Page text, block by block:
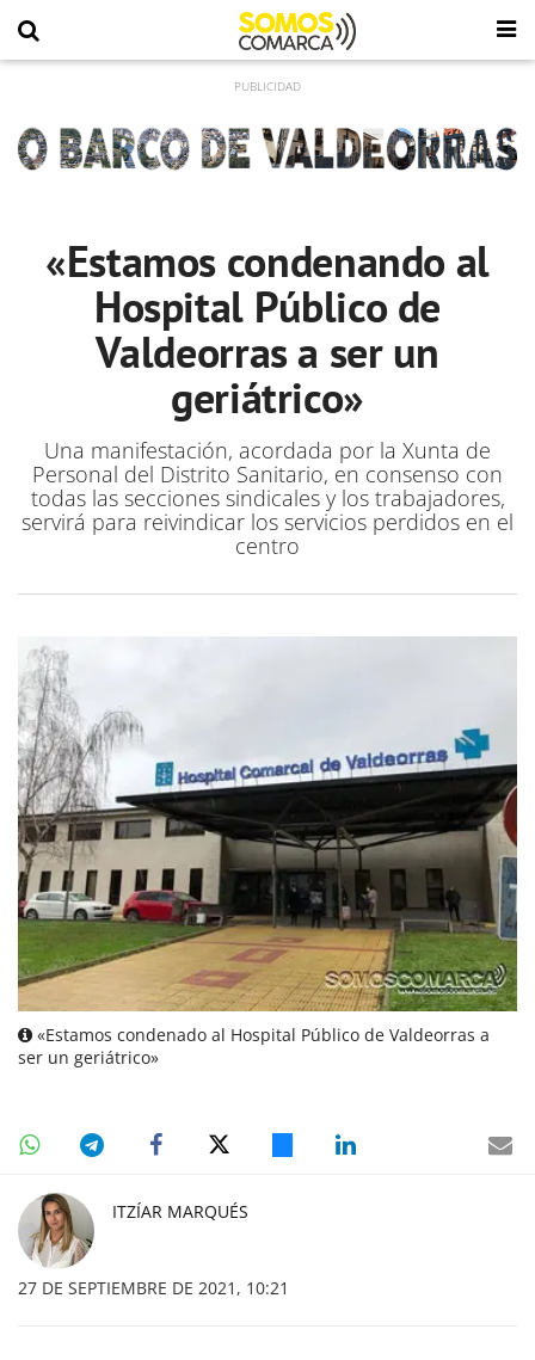
«Estamos condenando al
Hospital Público de
Valdeorras a ser un
geriátrico»
Una manifestación, acordada por la Xunta de
Personal del Distrito Sanitario, en consenso con
todas las secciones sindicales y los trabajadores,
servirá para reivindicar los servicios perdidos en el
centro
«Estamos condenado al Hospital Público de Valdeorras a
ser un geriátrico»
ITZÍAR MARQUÉS
27 DE SEPTIEMBRE DE 2021, 10:21